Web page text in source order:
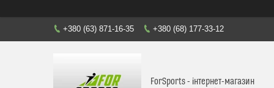
+380 (63) 871-16-35 +380 (68) 177-33-12
ForSports - інтернет-магазин